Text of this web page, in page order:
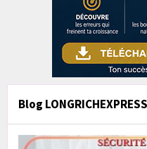
Blog LONGRICHEXPRESS